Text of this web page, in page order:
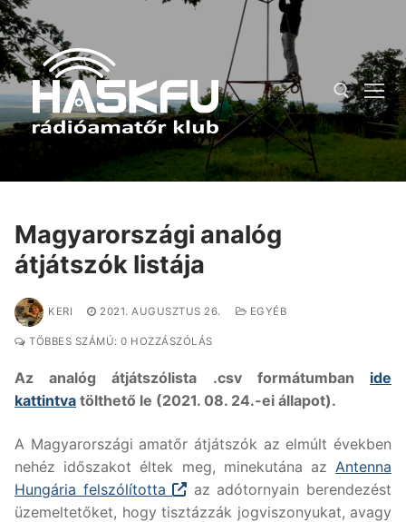
Ugrás
a
tartalomra
Keresése:
Magyarországi analóg
átjátszók listája
KERI 2021. AUGUSZTUS 26. EGYÉB
TÖBBES SZÁMÚ: 0 HOZZÁSZÓLÁS
Az analóg átjátszólista .csv formátumban ide
kattintva tölthető le (2021. 08. 24.-ei állapot).
A Magyarországi amatőr átjátszók az elmúlt években
nehéz időszakot éltek meg, minekutána az Antenna
Hungária felszólította
az adótornyain berendezést
üzemeltetőket, hogy tisztázzák jogviszonyukat, avagy